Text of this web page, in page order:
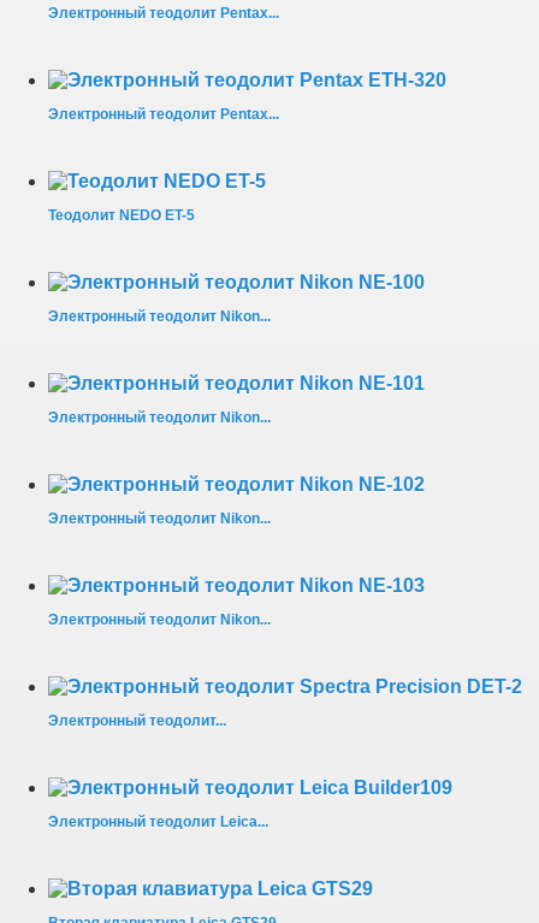
Электронный теодолит Pentax...
Электронный теодолит Pentax...
Теодолит NEDO ET-5
Электронный теодолит Nikon...
Электронный теодолит Nikon...
Электронный теодолит Nikon...
Электронный теодолит Nikon...
Электронный теодолит...
Электронный теодолит Leica...